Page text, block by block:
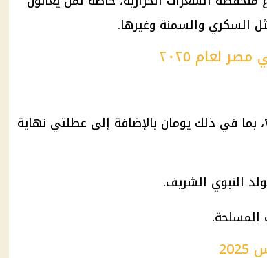
السكري والسمنة وغيرها.
لعام ٢٠٢٥
إليكم العطلات المتبقية لعام ٢٠٢٥، بما في ذلك يومان بالإضافة إلى عطلتي نهاية